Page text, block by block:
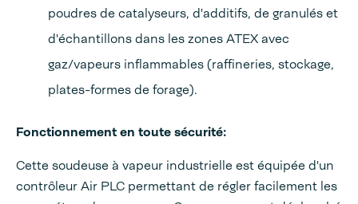
poudres de catalyseurs, d'additifs, de granulés et
d'échantillons dans les zones ATEX avec
gaz/vapeurs inflammables (raffineries, stockage,
plates-formes de forage).
Fonctionnement en toute sécurité:
Cette soudeuse à vapeur industrielle est équipée d'un
contrôleur Air PLC permettant de régler facilement les